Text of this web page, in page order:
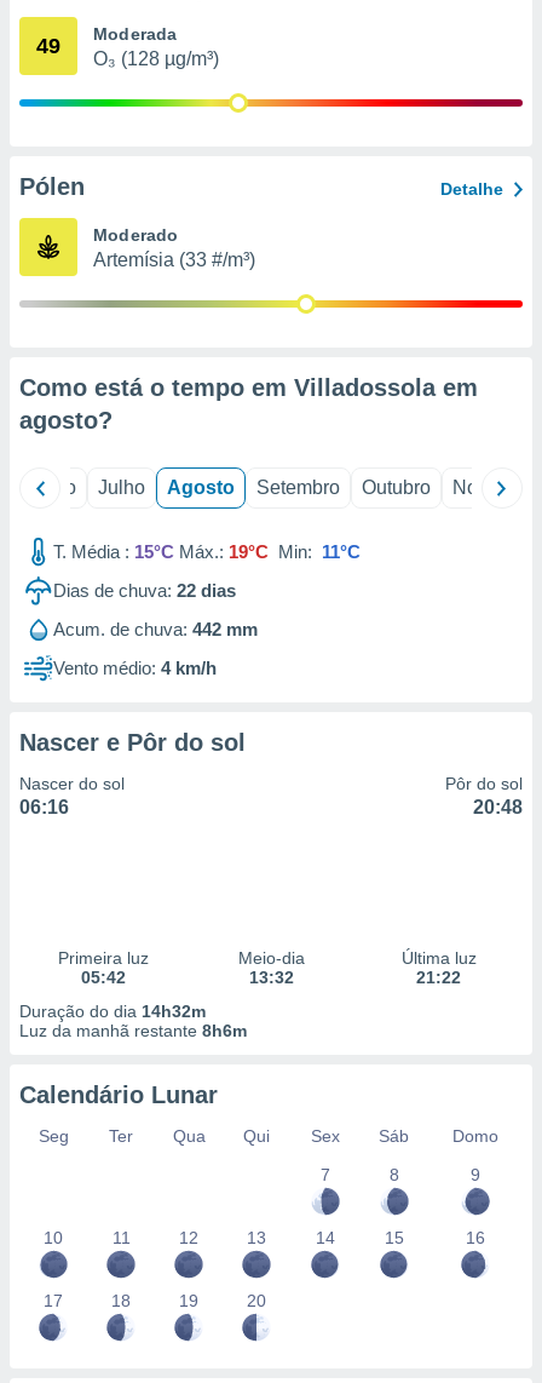
através
estudos
1199
49 Moderada
O₃ (128 µg/m³)
Pólen Detalhe
Moderado
Artemísia (33 #/m³)
Como está o tempo em Villadossola em
agosto?
Junho Julho Agosto Setembro Outubro Novembro
T. Média : 15°C Máx.: 19°C Min: 11°C
Dias de chuva: 22 dias
Acum. de chuva: 442 mm
Vento médio: 4 km/h
Nascer e Pôr do sol
Nascer do sol
06:16
Pôr do sol
20:48
Primeira luz
05:42
Meio-dia
13:32
Última luz
21:22
Duração do dia 14h32m
Luz da manhã restante 8h6m
Calendário Lunar
Seg Ter Qua Qui Sex Sáb
Domo
7
8 9
10 11 12 13 14 15 16
17 18 19 20